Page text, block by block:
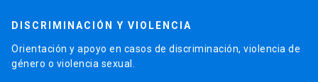
DISCRIMINACIÓN Y VIOLENCIA
Orientación y apoyo en casos de discriminación, violencia de
género o violencia sexual.